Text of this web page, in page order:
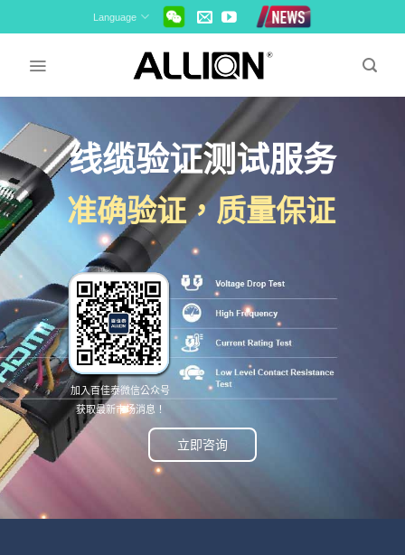
to
Language
线缆验证测试服务
准确验证，质量保证
立即咨询
加入百佳泰微信公众号
获取最新市场消息！